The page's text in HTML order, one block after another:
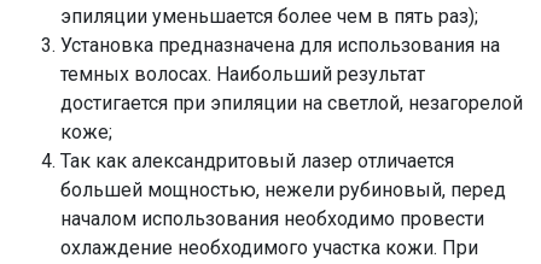
эпиляции уменьшается более чем в пять раз);
Установка предназначена для использования на
темных волосах. Наибольший результат
достигается при эпиляции на светлой, незагорелой
коже;
Так как александритовый лазер отличается
большей мощностью, нежели рубиновый, перед
началом использования необходимо провести
охлаждение необходимого участка кожи. При